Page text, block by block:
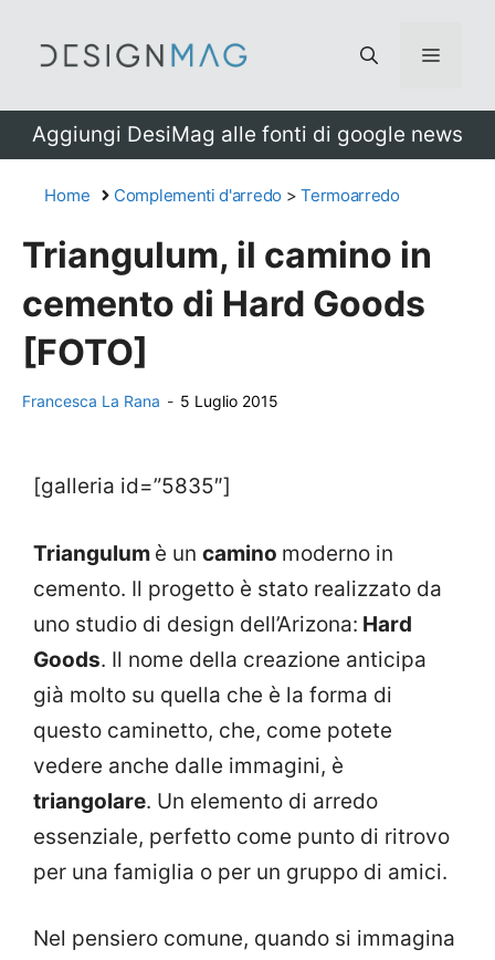
Menu
Aggiungi DesiMag alle fonti di google news
Home Complementi d'arredo >Termoarredo
Triangulum, il camino in
cemento di Hard Goods
[FOTO]
Francesca La Rana - 5 Luglio 2015
[galleria id=”5835″]
Triangulum è un camino moderno in
cemento. Il progetto è stato realizzato da
uno studio di design dell’Arizona: Hard
Goods. Il nome della creazione anticipa
già molto su quella che è la forma di
questo caminetto, che, come potete
vedere anche dalle immagini, è
triangolare. Un elemento di arredo
essenziale, perfetto come punto di ritrovo
per una famiglia o per un gruppo di amici.
Nel pensiero comune, quando si immagina